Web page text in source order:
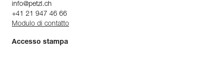
info@petzl.ch
+41 21 947 46 66
Modulo di contatto
Accesso stampa